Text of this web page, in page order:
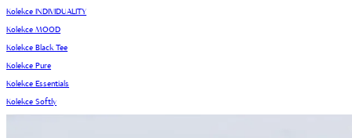
Kolekce INDIVIDUALITY
Kolekce MOOD
Kolekce Black Tee
Kolekce Pure
Kolekce Essentials
Kolekce Softly